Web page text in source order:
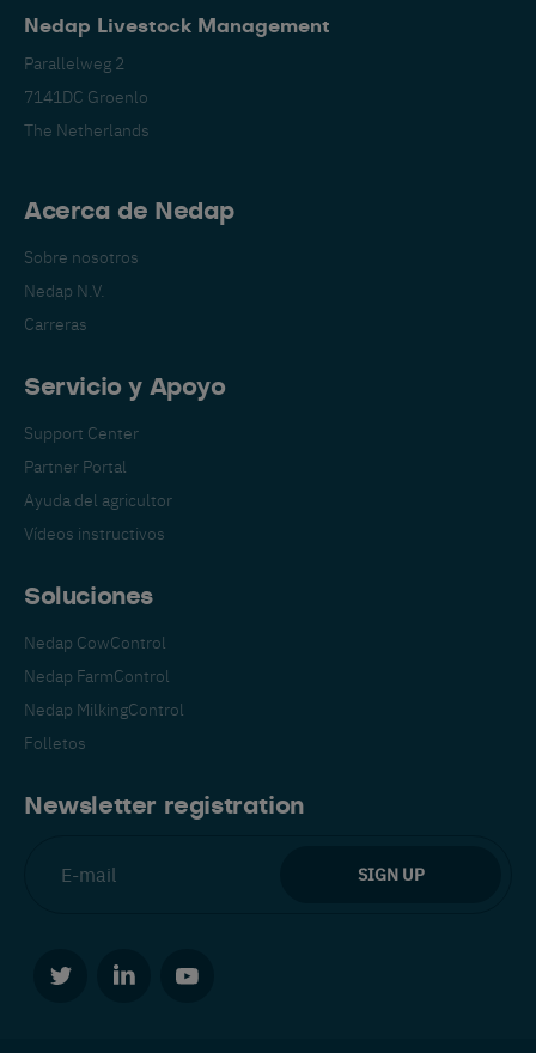
Nedap Livestock Management
Parallelweg 2
7141DC Groenlo
The Netherlands
Acerca de Nedap
Sobre nosotros
Nedap N.V.
Carreras
Servicio y Apoyo
Support Center
Partner Portal
Ayuda del agricultor
Vídeos instructivos
Soluciones
Nedap CowControl
Nedap FarmControl
Nedap MilkingControl
Folletos
Newsletter registration